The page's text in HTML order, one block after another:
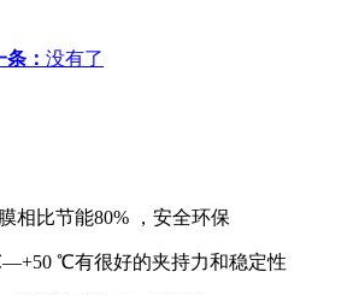
： 没有了
相比节能80% ，安全环保
℃有很好的夹持力和稳定性